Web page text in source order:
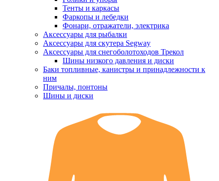
Тенты и каркасы
Фаркопы и лебедки
Фонари, отражатели, электрика
Аксессуары для рыбалки
Аксессуары для скутера Segway
Аксессуары для снегоболотоходов Трекол
Шины низкого давления и диски
Баки топливные, канистры и принадлежности к
ним
Причалы, понтоны
Шины и диски